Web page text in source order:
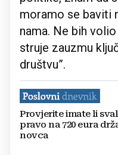
moramo se baviti
nama. Ne bih
struje zauzmu
društvu”.
Provjerite imate li
pravo na 720 eura
novca